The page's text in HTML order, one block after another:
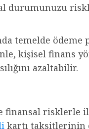
durumunuzu
temelde
kişisel finans
azaltabilir.
finansal risklerle
kartı taksitlerinin